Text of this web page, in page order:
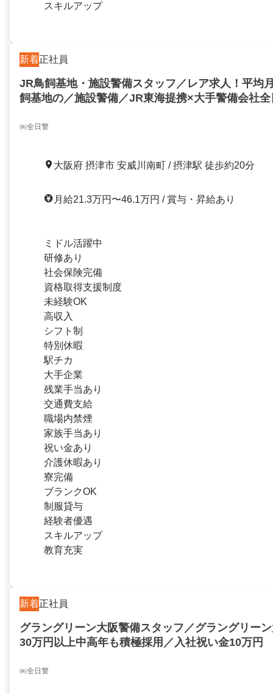
スキルアップ
新着正社員
JR鳥飼基地・施設警備スタッフ／レア求人！平均
飼基地の／施設警備／JR東海提携×大手警備会社全
㈱全日警
大阪府 摂津市 安威川南町 / 摂津駅 徒歩約20分
月給21.3万円〜46.1万円 / 賞与・昇給あり
ミドル活躍中
研修あり
社会保険完備
資格取得支援制度
未経験OK
高収入
シフト制
特別休暇
駅チカ
大手企業
残業手当あり
交通費支給
職場内禁煙
家族手当あり
祝い金あり
介護休暇あり
寮完備
ブランクOK
制服貸与
経験者優遇
スキルアップ
教育充実
新着正社員
グラングリーン大阪警備スタッフ／グラングリー
30万円以上中高年も積極採用／入社祝い金10万円
㈱全日警